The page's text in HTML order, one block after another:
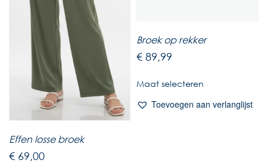
Effen losse broek
€ 69,00
Broek op rekker
€ 89,99
Maat selecteren
Toevoegen aan verlanglijst